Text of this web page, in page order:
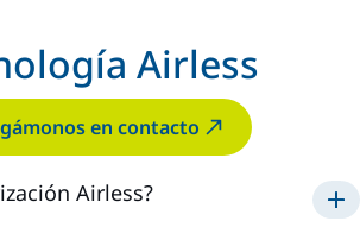
Airless
en contacto
Airless?